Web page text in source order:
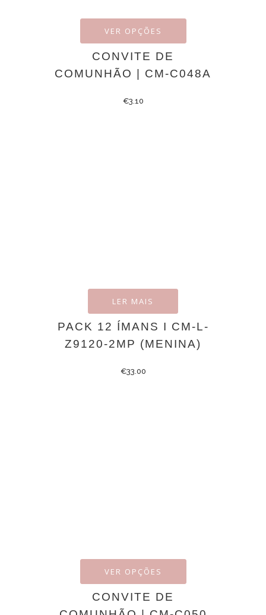
VER OPÇÕES
CONVITE DE
COMUNHÃO | CM-C048A
€3.10
LER MAIS
PACK 12 ÍMANS I CM-L-
Z9120-2MP (MENINA)
€33.00
VER OPÇÕES
CONVITE DE